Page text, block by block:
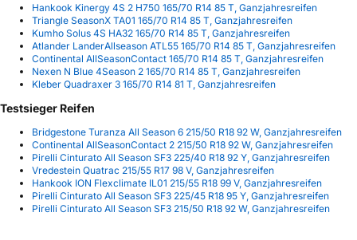
Hankook Kinergy 4S 2 H750 165/70 R14 85 T, Ganzjahresreifen
Triangle SeasonX TA01 165/70 R14 85 T, Ganzjahresreifen
Kumho Solus 4S HA32 165/70 R14 85 T, Ganzjahresreifen
Atlander LanderAllseason ATL55 165/70 R14 85 T, Ganzjahresreifen
Continental AllSeasonContact 165/70 R14 85 T, Ganzjahresreifen
Nexen N Blue 4Season 2 165/70 R14 85 T, Ganzjahresreifen
Kleber Quadraxer 3 165/70 R14 81 T, Ganzjahresreifen
Testsieger Reifen
Bridgestone Turanza All Season 6 215/50 R18 92 W, Ganzjahresreifen
Continental AllSeasonContact 2 215/50 R18 92 W, Ganzjahresreifen
Pirelli Cinturato All Season SF3 225/40 R18 92 Y, Ganzjahresreifen
Vredestein Quatrac 215/55 R17 98 V, Ganzjahresreifen
Hankook ION Flexclimate IL01 215/55 R18 99 V, Ganzjahresreifen
Pirelli Cinturato All Season SF3 225/45 R18 95 Y, Ganzjahresreifen
Pirelli Cinturato All Season SF3 215/50 R18 92 W, Ganzjahresreifen